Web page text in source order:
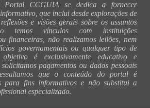
CCGUIA se dedica a fornecer
que inclui desde explorações de
e visões gerais sobre os assuntos
temos vínculos com instituições
financeiras, não realizamos leilões, nem
governamentais ou qualquer tipo de
é exclusivamente educativo e
pagamentos ou dados pessoais
que o conteúdo do portal é
para fins informativos e não substitui a
especializado.